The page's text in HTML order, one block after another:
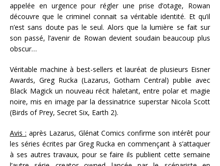
appelée en urgence pour régler une prise d’otage, Rowan
découvre que le criminel connait sa véritable identité. Et qu’il
n’est sans doute pas le seul. Alors que la lumière se fait sur
son passé, l’avenir de Rowan devient soudain beaucoup plus
obscur…
Véritable machine à best-sellers et lauréat de plusieurs Eisner
Awards, Greg Rucka (Lazarus, Gotham Central) publie avec
Black Magick un nouveau récit haletant, entre polar et magie
noire, mis en image par la dessinatrice superstar Nicola Scott
(Birds of Prey, Secret Six, Earth 2).
Avis : après Lazarus, Glénat Comics confirme son intérêt pour
les séries écrites par Greg Rucka en commençant à s’attaquer
à ses autres travaux, pour se faire ils publient cette semaine